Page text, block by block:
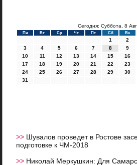
Сегодня: Суббота, 8
Пн Вт Ср Чт Пт Сб Вс
1
2
3
4 5 6 7 8
9
10
11 12 13 14 15
16
17
18 19 20 21 22
23
24
25 26 27 28 29
30
31
>> Шувалов проведет в Ростове
подготовке к ЧМ-2018
>> Николай Меркушкин: Для